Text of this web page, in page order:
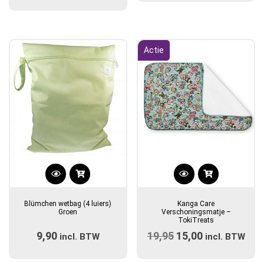
Blümchen wetbag (4 luiers)
Groen
9,90 incl. BTW
Actie
Kanga Care
Verschoningsmatje –
TokiTreats
19,95 Oorspronkelijke
15,00Huidige
incl. BTW